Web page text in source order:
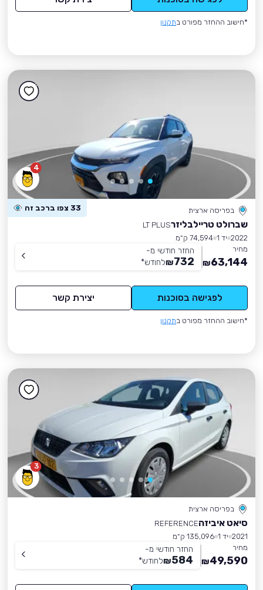
*חישוב ההחזר מפורט בתקנון
4
בפריסה ארצית 33 צפו ברכב זה
שברולט טריילבליזרLT PLUS
2022 יד 1
74,594 ק״מ
מחיר
63,144
₪
החזר חודשי מ-
732
₪לחודש*
לפגישה בסוכנות יצירת קשר
*חישוב ההחזר מפורט בתקנון
3
בפריסה ארצית
סיאט איביזהREFERENCE
2021 יד 1
135,096 ק״מ
מחיר
49,590
₪
החזר חודשי מ-
584
₪לחודש*